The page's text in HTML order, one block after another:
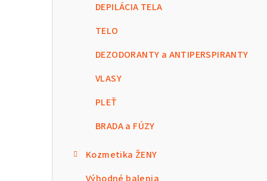
DEPILÁCIA TELA
TELO
DEZODORANTY a ANTIPERSPIRANTY
VLASY
PLEŤ
BRADA a FÚZY
Kozmetika ŽENY